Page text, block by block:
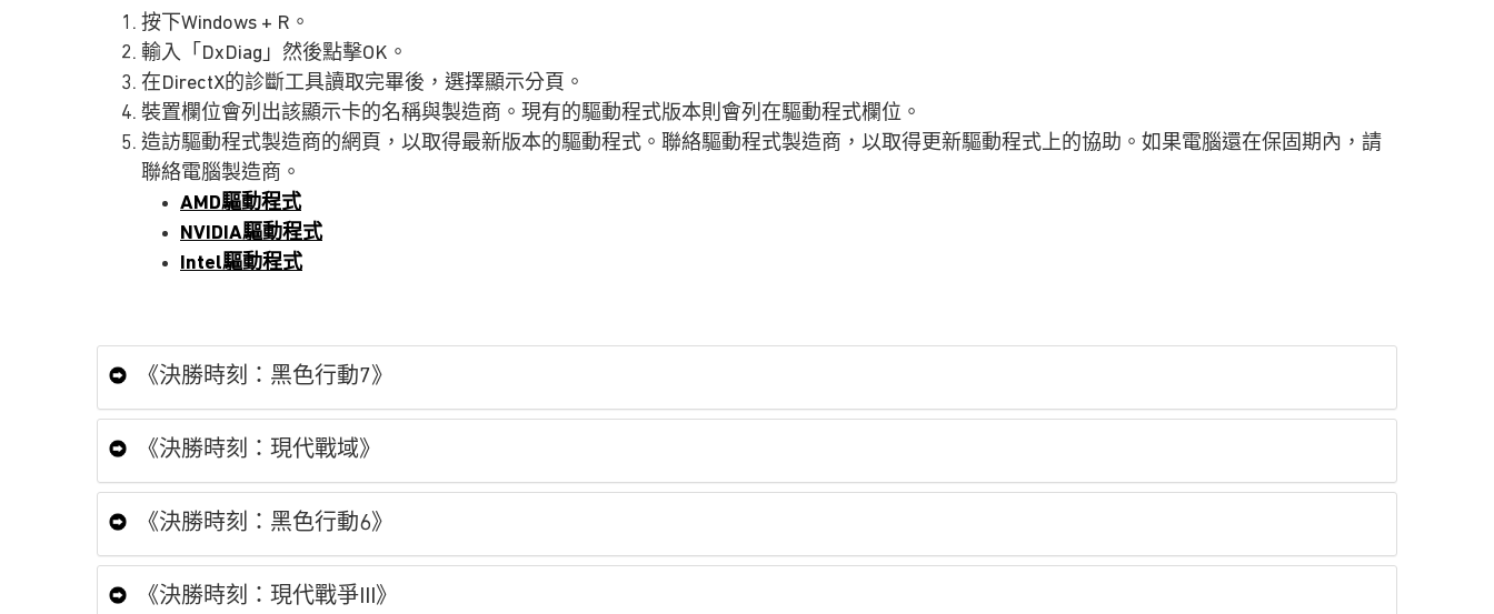
按下Windows + R。
輸入「DxDiag」然後點擊OK。
在DirectX的診斷工具讀取完畢後，選擇顯示分頁。
裝置欄位會列出該顯示卡的名稱與製造商。現有的驅動程式版本則會列在驅動程式欄位。
造訪驅動程式製造商的網頁，以取得最新版本的驅動程式。聯絡驅動程式製造商，以取得更新驅動程式上的協助。如果電腦還在保固期內，請
聯絡電腦製造商。
AMD驅動程式
NVIDIA驅動程式
Intel驅動程式
《決勝時刻：黑色行動7》
《決勝時刻：現代戰域》
《決勝時刻：黑色行動6》
《決勝時刻：現代戰爭III》